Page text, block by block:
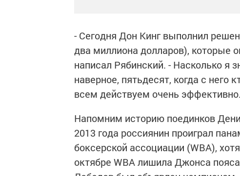
- Сегодня Дон Кинг выполнил
два миллиона долларов), которые
написал Рябинский. - Насколько я
наверное, пятьдесят, когда с него
всем действуем очень эффективно.
Напомним историю поединков
2013 года россиянин проиграл
боксерской ассоциации (WBA),
октябре WBA лишила Джонса